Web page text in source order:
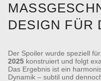
ESIGN FÜR
Der Spoiler wurde speziell
2025 konstruiert und folgt
Das Ergebnis ist ein
Dynamik – subtil und